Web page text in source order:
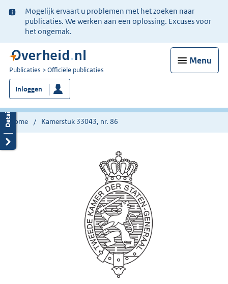
Ter
informatie:
Mogelijk ervaart u problemen met het zoeken naar
publicaties. We werken aan een oplossing. Excuses voor
het ongemak.
Menu
U
bent
nu
hier:
Publicaties Officiële publicaties
Inloggen
Home Kamerstuk 33043, nr. 86